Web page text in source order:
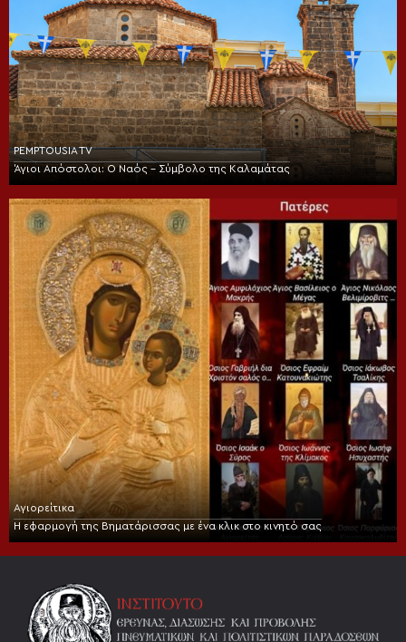
PEMPTOUSIA TV
Άγιοι Απόστολοι: Ο Ναός – Σύμβολο της Καλαμάτας
Αγιορείτικα
Η εφαρμογή της Βηματάρισσας με ένα κλικ στο κινητό σας